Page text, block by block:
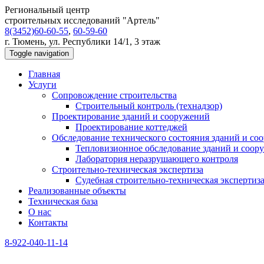
Региональный центр
строительных исследований "Артель"
8(3452)60-60-55, 60-59-60
г. Тюмень, ул. Республики 14/1, 3 этаж
Toggle navigation
Главная
Услуги
Сопровождение строительства
Строительный контроль (технадзор)
Проектирование зданий и сооружений
Проектирование коттеджей
Обследование технического состояния зданий и
Тепловизионное обследование зданий и
Лаборатория неразрушающего контроля
Строительно-техническая экспертиза
Судебная строительно-техническая экспертиза
Реализованные объекты
Техническая база
О нас
Контакты
8-922-040-11-14